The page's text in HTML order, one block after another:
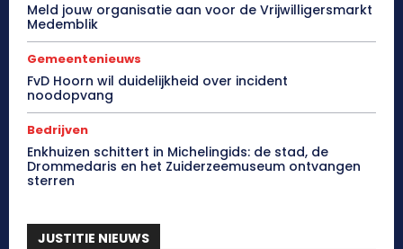
Meld jouw organisatie aan voor de Vrijwilligersmarkt
Medemblik
Gemeentenieuws
FvD Hoorn wil duidelijkheid over incident
noodopvang
Bedrijven
Enkhuizen schittert in Michelingids: de stad, de
Drommedaris en het Zuiderzeemuseum ontvangen
sterren
JUSTITIE NIEUWS